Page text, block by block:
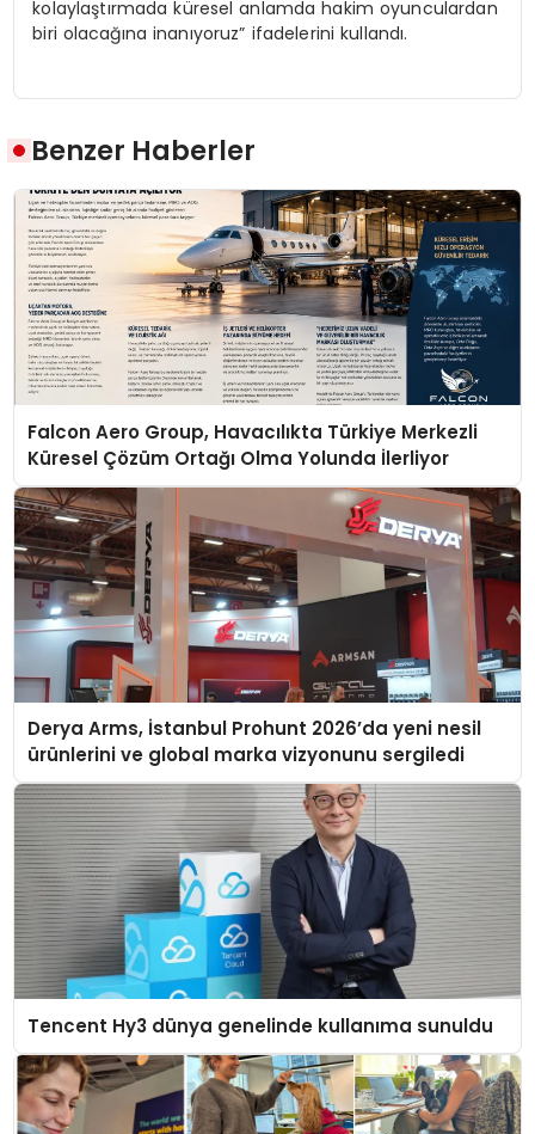
kolaylaştırmada küresel anlamda hakim oyunculardan
biri olacağına inanıyoruz” ifadelerini kullandı.
Benzer Haberler
Falcon Aero Group, Havacılıkta Türkiye Merkezli
Küresel Çözüm Ortağı Olma Yolunda İlerliyor
Derya Arms, İstanbul Prohunt 2026’da yeni nesil
ürünlerini ve global marka vizyonunu sergiledi
Tencent Hy3 dünya genelinde kullanıma sunuldu